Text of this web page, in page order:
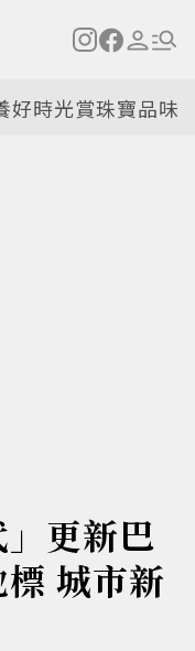
好時光賞珠寶品味
」更新巴
城市新